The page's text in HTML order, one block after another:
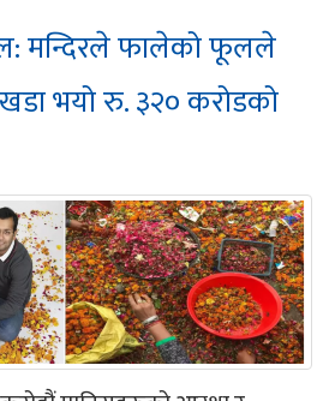
मन्दिरले फालेको फूलले
भयो रु. ३२० करोडको